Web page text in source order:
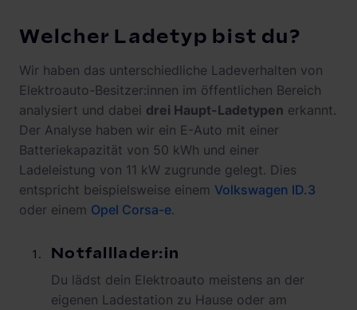
Welcher Ladetyp bist du?
Wir haben das unterschiedliche Ladeverhalten von
Elektroauto-Besitzer:innen im öffentlichen Bereich
analysiert und dabei drei Haupt-Ladetypen erkannt.
Der Analyse haben wir ein E-Auto mit einer
Batteriekapazität von 50 kWh und einer
Ladeleistung von 11 kW zugrunde gelegt. Dies
entspricht beispielsweise einem Volkswagen ID.3
oder einem Opel Corsa-e.
Notfalllader:in
Du lädst dein Elektroauto meistens an der
eigenen Ladestation zu Hause oder am